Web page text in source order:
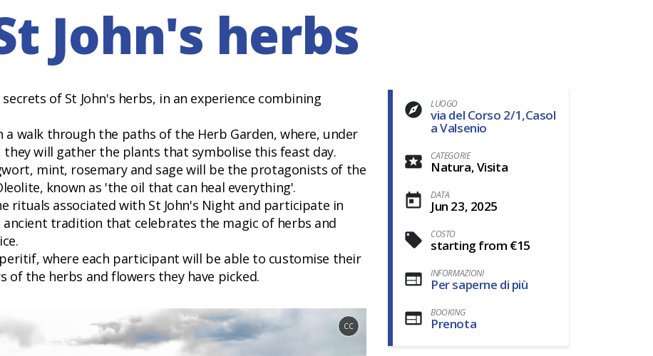
John's herbs
LUOGO
via del Corso 2/1,Casol
a Valsenio
CATEGORIE
Natura, Visita
DATA
Jun 23, 2025
COSTO
starting from €15
INFORMAZIONI
Per saperne di più
BOOKING
Prenota
of St John's herbs, in an experience combining
walk through the paths of the Herb Garden, where, under
will gather the plants that symbolise this feast day.
mint, rosemary and sage will be the protagonists of the
known as 'the oil that can heal everything'.
rituals associated with St John's Night and participate in
tradition that celebrates the magic of herbs and
where each participant will be able to customise their
of the herbs and flowers they have picked.
CC